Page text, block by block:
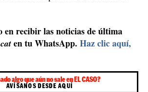
en recibir las noticias de última
en tu WhatsApp. Haz clic aquí,
algo que aún no sale en EL CASO?
AVÍSANOS DESDE AQUÍ